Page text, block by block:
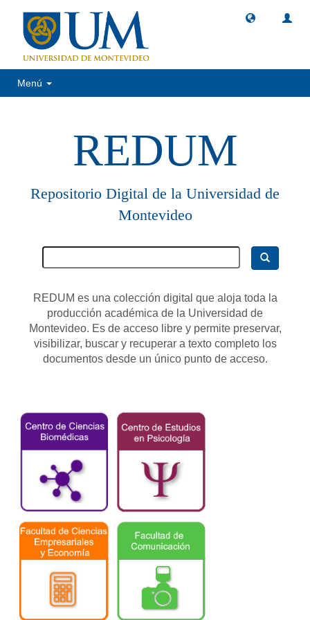
Menú
REDUM
Repositorio Digital de la Universidad de
Montevideo
REDUM es una colección digital que aloja toda la
producción académica de la Universidad de
Montevideo. Es de acceso libre y permite preservar,
visibilizar, buscar y recuperar a texto completo los
documentos desde un único punto de acceso.